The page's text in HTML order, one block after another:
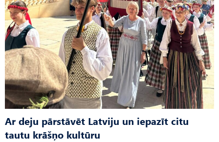
Ar deju pārstāvēt Latviju un iepazīt citu
tautu krāšņo kultūru